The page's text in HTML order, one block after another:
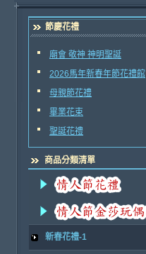
節慶花禮
廟會 敬神 神明聖誕
2026馬年新春年節花禮館
母親節花禮
畢業花束
聖誕花禮
商品分類清單
新春花禮-1